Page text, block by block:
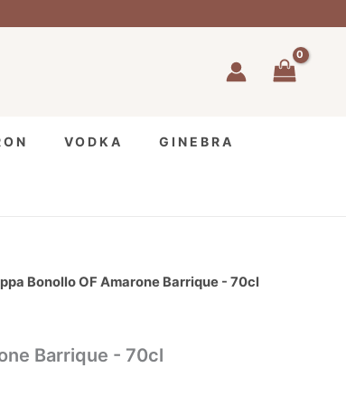
VODKA GINEBRA
Bonollo OF Amarone Barrique - 70cl
Barrique - 70cl